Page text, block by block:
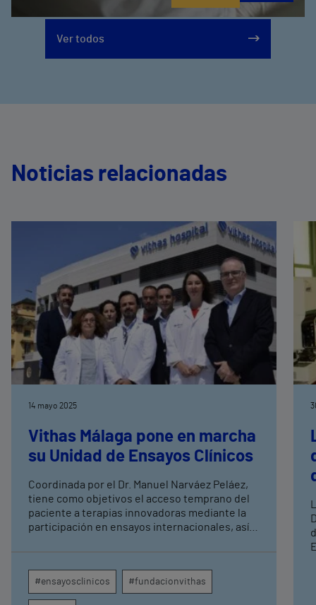
Ver todos
Noticias relacionadas
14 mayo 2025
Vithas Málaga pone en marcha
su Unidad de Ensayos Clínicos
Coordinada por el Dr. Manuel Narváez Peláez,
tiene como objetivos el acceso temprano del
paciente a terapias innovadoras mediante la
participación en ensayos internacionales, así
clínicos de neurociencia coordinados por el
equipo del Dr. Pedro Serrano, así como 6
ensayos clínicos de oncología liderados por el
#ensayosclinicos #fundacionvithas